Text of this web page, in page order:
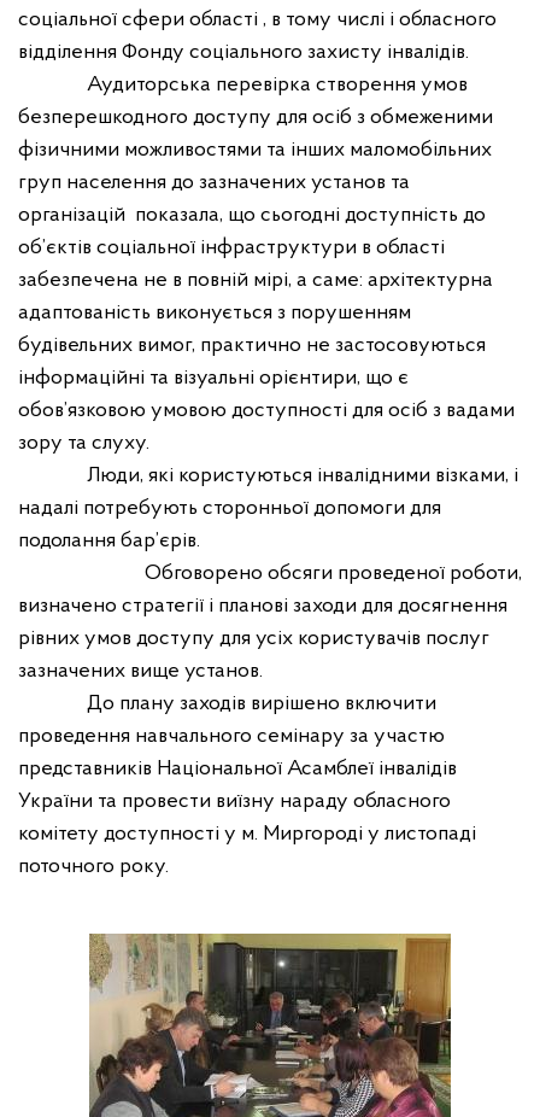
соціальної сфери області , в тому числі і обласного
відділення Фонду соціального захисту інвалідів.
Аудиторська перевірка створення умов
безперешкодного доступу для осіб з обмеженими
фізичними можливостями та інших маломобільних
груп населення до зазначених установ та
організацій показала, що сьогодні доступність до
об’єктів соціальної інфраструктури в області
забезпечена не в повній мірі, а саме: архітектурна
адаптованість виконується з порушенням
будівельних вимог, практично не застосовуються
інформаційні та візуальні орієнтири, що є
обов’язковою умовою доступності для осіб з вадами
зору та слуху.
Люди, які користуються інвалідними візками, і
надалі потребують сторонньої допомоги для
подолання бар’єрів.
Обговорено обсяги проведеної роботи,
визначено стратегії і планові заходи для досягнення
рівних умов доступу для усіх користувачів послуг
зазначених вище установ.
До плану заходів вирішено включити
проведення навчального семінару за участю
представників Національної Асамблеї інвалідів
України та провести виїзну нараду обласного
комітету доступності у м. Миргороді у листопаді
поточного року.